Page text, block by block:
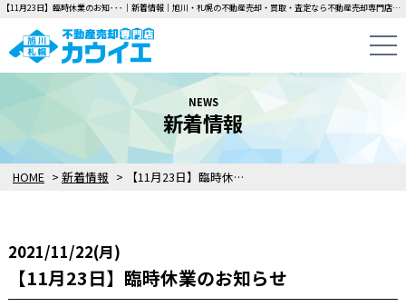
【11月23日】臨時休業のお知･･･｜新着情報｜旭川・札幌の不動産売却・買取・査定なら不動産売却専門店カウイエにお任せください！中古一戸建て・マンション・土地の即日無料査定・即金買取を行っています！
NEWS
新着情報
HOME > 新着情報 > 【11月23日】臨時休業のお知らせ
2021/11/22(月)
【11月23日】臨時休業のお知らせ